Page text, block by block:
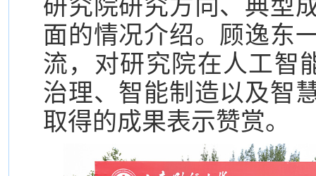
研究院研究方向、典型
面的情况介绍。顾逸东
流，对研究院在人工智
治理、智能制造以及智
取得的成果表示赞赏。